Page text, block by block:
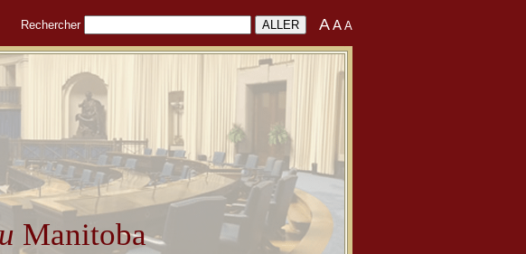
Rechercher AA A
Manitoba